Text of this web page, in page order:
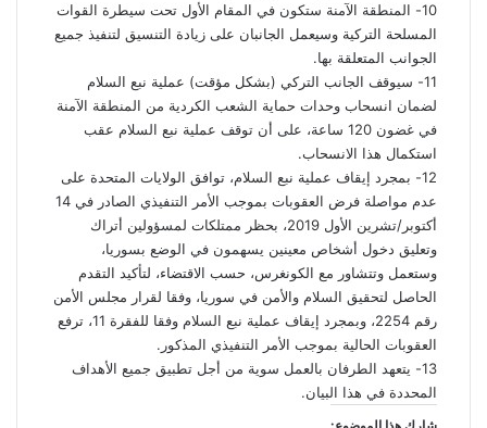
10-
المنطقة الآمنة ستكون في المقام الأول تحت سيطرة القوات
المسلحة التركية وسيعمل الجانبان على زيادة التنسيق لتنفيذ جميع
الجوانب المتعلقة بها.
11-
سيوقف الجانب التركي (بشكل مؤقت) عملية نبع السلام
لضمان انسحاب وحدات حماية الشعب الكردية من المنطقة الآمنة
في غضون ساعة، على أن توقف عملية نبع السلام عقب
استكمال هذا الانسحاب.
12-
بمجرد إيقاف عملية نبع السلام، توافق الولايات المتحدة على
عدم مواصلة فرض العقوبات بموجب الأمر التنفيذي الصادر في
أكتوبر /تشرين الأول ، بحظر ممتلكات لمسؤولين أتراك
وتعليق دخول أشخاص معينين يسهمون في الوضع بسوريا،
وستعمل وتتشاور مع الكونغرس، حسب الاقتضاء، لتأكيد التقدم
الحاصل لتحقيق السلام والأمن في سوريا، وفقا لقرار مجلس الأمن
رقم
، وبمجرد إيقاف عملية نبع السلام وفقا للفقرة ، ترفع
العقوبات الحالية بموجب الأمر التنفيذي المذكور .
13-
يتعهد الطرفان بالعمل سوية من أجل تطبيق جميع الأهداف
المحددة في هذا البيان.